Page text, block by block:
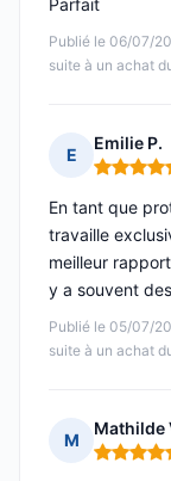
Publié le 06/07/
suite à un achat
Parfait
E
Emilie P.
Note : 5
Publié le 05/07/
suite à un achat
En tant que
travaille
meilleur
y a souvent
M
Mathilde
Note : 5